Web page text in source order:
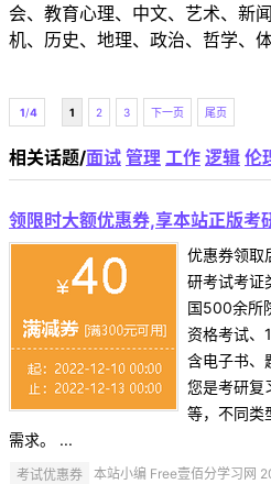
会、教育心理、中文、艺术、新
机、历史、地理、政治、哲学、
1/4 1 2 3 下一页 尾页
相关话题/面试 管理 工作 逻辑 伦
领限时大额优惠券,享本站正版考
优惠券领取
研考试考证
国500余所
资格考试、
含电子书、
您是考研复
等，不同类
需求。 ...
考试优惠券 本站小编 Free壹佰分学习网